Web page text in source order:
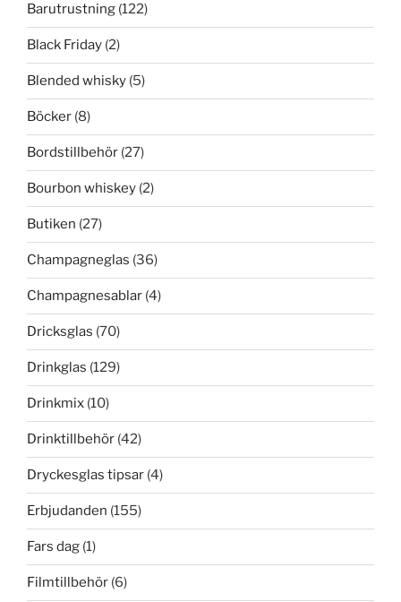
Barutrustning (122)
Black Friday (2)
Blended whisky (5)
Böcker (8)
Bordstillbehör (27)
Bourbon whiskey (2)
Butiken (27)
Champagneglas (36)
Champagnesablar (4)
Dricksglas (70)
Drinkglas (129)
Drinkmix (10)
Drinktillbehör (42)
Dryckesglas tipsar (4)
Erbjudanden (155)
Fars dag (1)
Filmtillbehör (6)